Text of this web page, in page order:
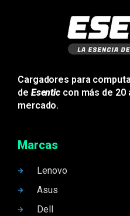
Cargadores para
de Esentic con más de 20
mercado.
Marcas
Lenovo
Asus
Dell